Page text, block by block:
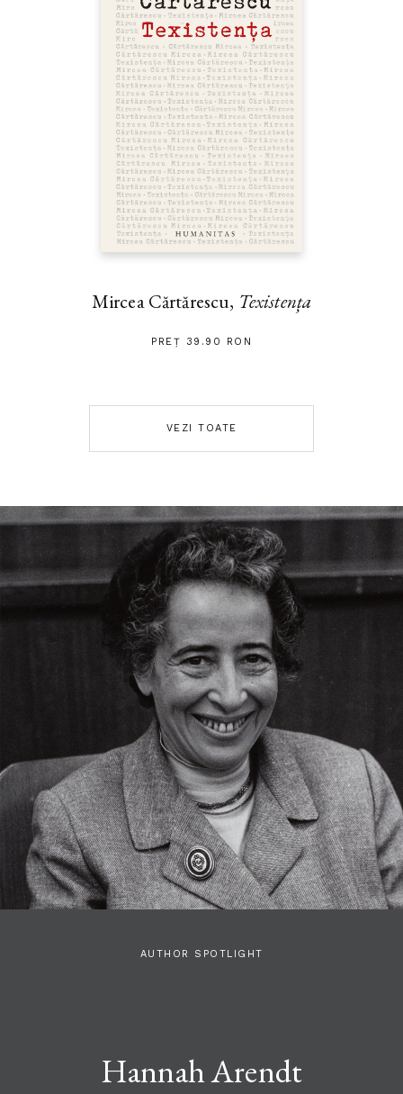
Mircea Cărtărescu, Texistența
PREȚ 39.90 RON
VEZI TOATE
AUTHOR SPOTLIGHT
Hannah Arendt